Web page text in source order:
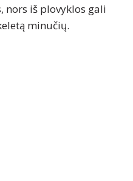
nors iš plovyklos gali
minučių.